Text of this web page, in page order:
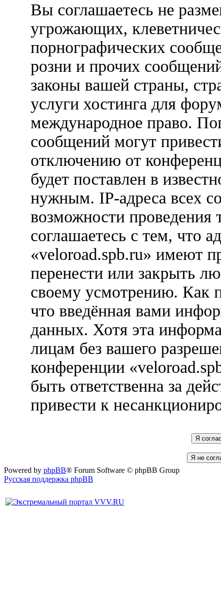
Вы соглашаетесь не
угрожающих,
порнографических
розни и прочих
законы вашей страны,
услуги хостинга для
международное право.
сообщений могут
отключению от
будет поставлен в
нужным. IP-адреса всех
возможности
соглашаетесь с тем, что
«veloroad.spb.ru» имеют
перенести или закрыть
своему усмотрению. Как
что введённая вами
данных. Хотя эта
лицам без вашего
конференции
быть ответственна за
привести к
Powered by phpBB® Forum Software © phpBB Group
Русская поддержка phpBB